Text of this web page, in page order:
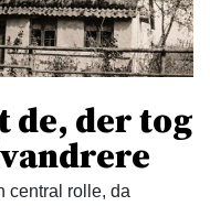
de, der tog
central rolle, da